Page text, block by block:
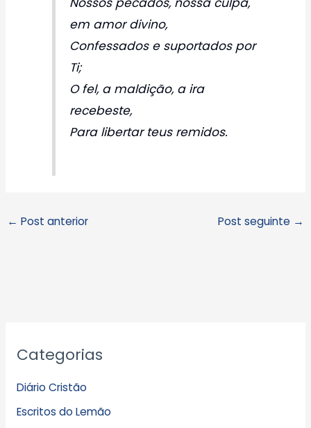
em amor divino,
Confessados e suportados por
Ti;
O fel, a maldição, a ira
recebeste,
Para libertar teus remidos.
← Post anterior Post seguinte →
Categorias
Diário Cristão
Escritos do Lemão
r
i